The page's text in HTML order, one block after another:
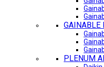
GAINABLE
PLENUM